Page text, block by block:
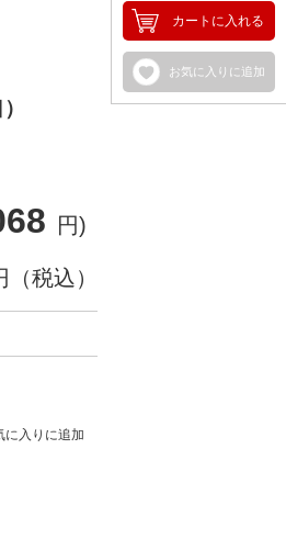
カートに入れる
お気に入りに追加
円)
税込）
に入りに追加